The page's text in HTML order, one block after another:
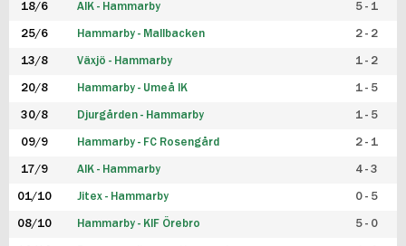
18/6 AIK - Hammarby 5 - 1
25/6 Hammarby - Mallbacken 2 - 2
13/8 Växjö - Hammarby 1 - 2
20/8 Hammarby - Umeå IK 1 - 5
30/8 Djurgården - Hammarby 1 - 5
09/9 Hammarby - FC Rosengård 2 - 1
17/9 AIK - Hammarby 4 - 3
01/10 Jitex - Hammarby 0 - 5
08/10 Hammarby - KIF Örebro 5 - 0